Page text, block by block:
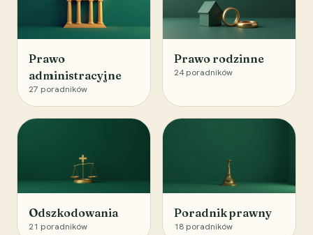
Prawo
administracyjne
27 poradników
Prawo rodzinne
24 poradników
Odszkodowania
21 poradników
Poradnik prawny
18 poradników